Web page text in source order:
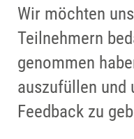
Wir möchten
Teilnehmern
genommen
auszufüllen und
Feedback zu